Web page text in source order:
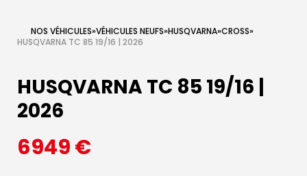
NOS VÉHICULES»VÉHICULES NEUFS»HUSQVARNA»CROSS»
HUSQVARNA TC 85 19/16 | 2026
HUSQVARNA TC 85 19/16 |
2026
6949€